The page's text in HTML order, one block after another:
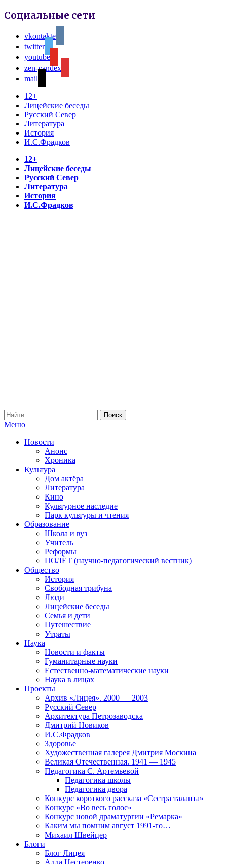
Социальные сети
vkontakte
twitter
youtube
zen-yandex
mail
12+
Лицейские беседы
Русский Север
Литература
История
И.С.Фрадков
12+
Лицейские беседы
Русский Север
Литература
История
И.С.Фрадков
Меню
Новости
Анонс
Хроника
Культура
Дом актёра
Литература
Кино
Культурное наследие
Парк культуры и чтения
Образование
Школа и вуз
Учитель
Реформы
ПОЛЁТ (научно-педагогический вестник)
Общество
История
Свободная трибуна
Люди
Лицейские беседы
Семья и дети
Путешествие
Утраты
Наука
Новости и факты
Гуманитарные науки
Естественно-математические науки
Наука в лицах
Проекты
Архив «Лицея». 2000 — 2003
Русский Север
Архитектура Петрозаводска
Дмитрий Новиков
И.С.Фрадков
Здоровье
Художественная галерея Дмитрия Москина
Великая Отечественная. 1941 — 1945
Педагогика С. Артемьевой
Педагогика школы
Педагогика двора
Конкурс короткого рассказа «Сестра таланта»
Конкурс «Во весь голос»
Конкурс новой драматургии «Ремарка»
Каким мы помним август 1991-го…
Михаил Швейцер
Блоги
Блог Лицея